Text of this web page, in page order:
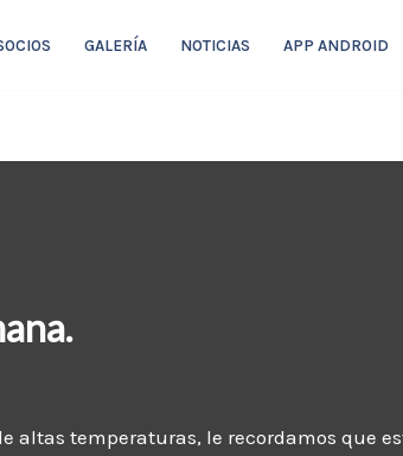
GALERÍA NOTICIAS APP ANDROID
altas temperaturas, le recordamos que